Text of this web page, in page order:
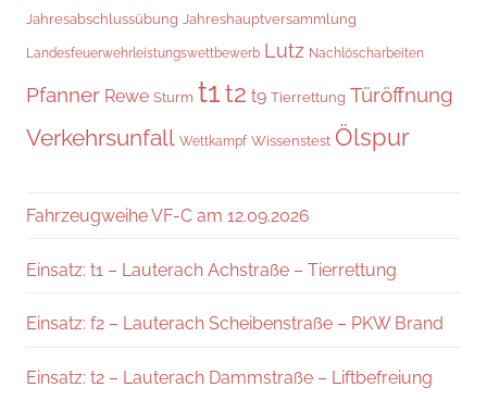
Jahresabschlussübung Jahreshauptversammlung
Landesfeuerwehrleistungswettbewerb Lutz Nachlöscharbeiten
Pfanner Rewe Sturm t1t2 t9 Tierrettung Türöffnung
Verkehrsunfall Wettkampf Wissenstest Ölspur
Fahrzeugweihe VF-C am 12.09.2026
Einsatz: t1 – Lauterach Achstraße – Tierrettung
Einsatz: f2 – Lauterach Scheibenstraße – PKW Brand
Einsatz: t2 – Lauterach Dammstraße – Liftbefreiung